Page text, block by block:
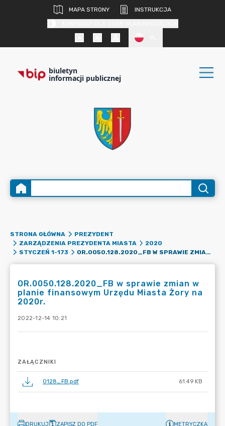
MAPA STRONY
INSTRUKCJA
biuletyn
informacji publicznej
STRONA GŁÓWNA
PREZYDENT
ZARZĄDZENIA PREZYDENTA MIASTA
2020
STYCZEŃ 1-173
OR.0050.128.2020_FB W SPRAWIE ZMIAN W PLANIE FINANSOWYM URZĘDU MIASTA ŻORY NA 2020R.
OR.0050.128.2020_FB w sprawie zmian w
planie finansowym Urzędu Miasta Żory na
2020r.
2022-12-14 10:21
ZAŁĄCZNIKI
0128_FB.pdf 61.49 KB
DRUKUJ ZAPISZ DO PDF METRYCZKA